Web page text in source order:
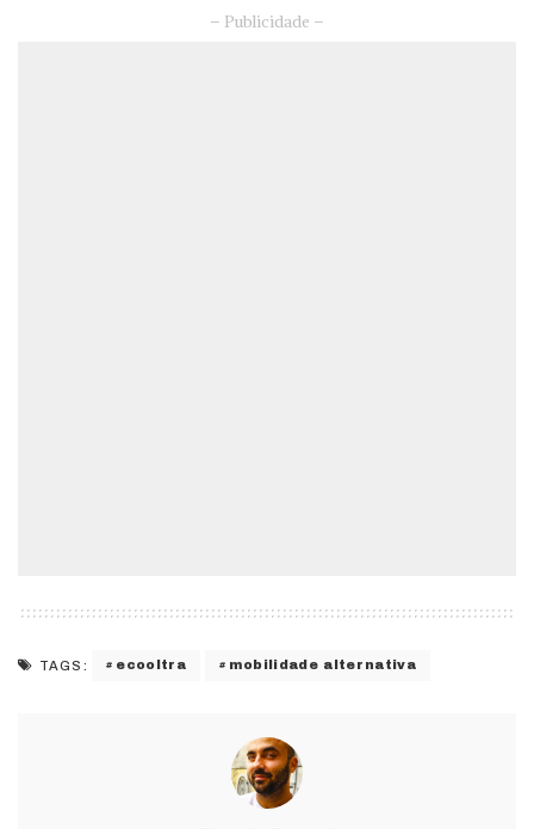
– Publicidade –
TAGS: ecooltra mobilidade alternativa